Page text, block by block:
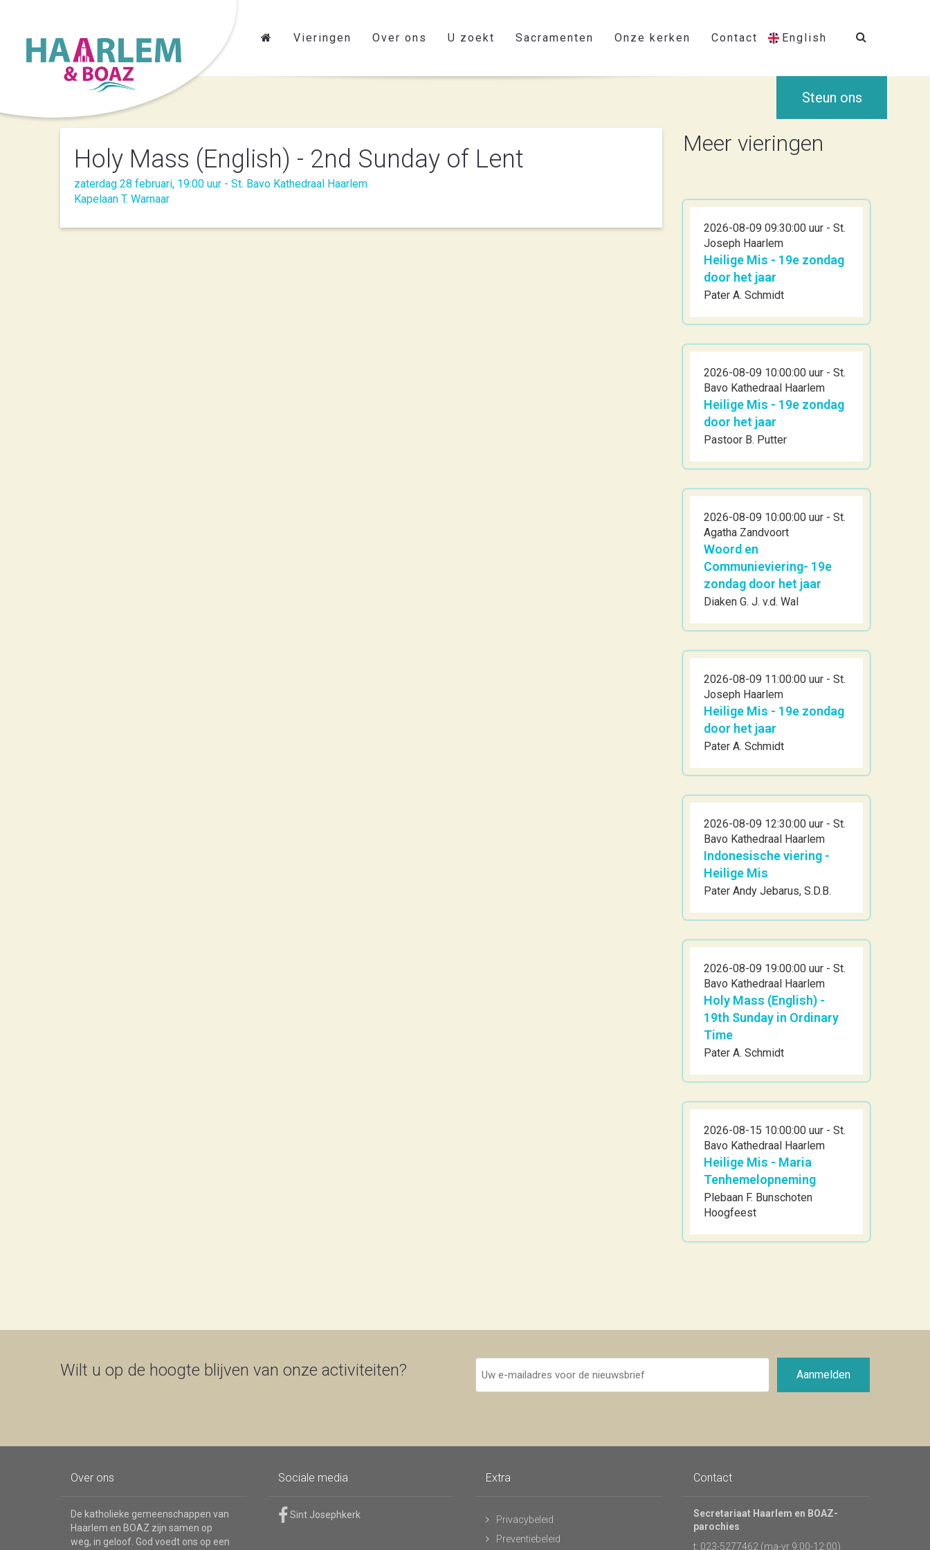
Vieringen Over ons U zoekt Sacramenten Onze kerken Contact English
Steun ons
Holy Mass (English) - 2nd Sunday of Lent
zaterdag 28 februari, 19:00 uur - St. Bavo Kathedraal Haarlem
Kapelaan T. Warnaar
Meer vieringen
2026-08-09 09:30:00 uur - St.
Joseph Haarlem
Heilige Mis - 19e zondag
door het jaar
Pater A. Schmidt
2026-08-09 10:00:00 uur - St.
Bavo Kathedraal Haarlem
Heilige Mis - 19e zondag
door het jaar
Pastoor B. Putter
2026-08-09 10:00:00 uur - St.
Agatha Zandvoort
Woord en
Communieviering- 19e
zondag door het jaar
Diaken G. J. v.d. Wal
2026-08-09 11:00:00 uur - St.
Joseph Haarlem
Heilige Mis - 19e zondag
door het jaar
Pater A. Schmidt
2026-08-09 12:30:00 uur - St.
Bavo Kathedraal Haarlem
Indonesische viering -
Heilige Mis
Pater Andy Jebarus, S.D.B.
2026-08-09 19:00:00 uur - St.
Bavo Kathedraal Haarlem
Holy Mass (English) -
19th Sunday in Ordinary
Time
Pater A. Schmidt
2026-08-15 10:00:00 uur - St.
Bavo Kathedraal Haarlem
Heilige Mis - Maria
Tenhemelopneming
Plebaan F. Bunschoten
Hoogfeest
Wilt u op de hoogte blijven van onze activiteiten?
Uw
e-
mailadres
Aanmelden
Over ons
De katholieke gemeenschappen van
Haarlem en BOAZ zijn samen op
weg, in geloof. God voedt ons op een
Sociale media
Sint Josephkerk
Extra
Privacybeleid
Preventiebeleid
Contact
Secretariaat Haarlem en BOAZ-
parochies
t: 023-5277462 (ma-vr 9:00-12:00)